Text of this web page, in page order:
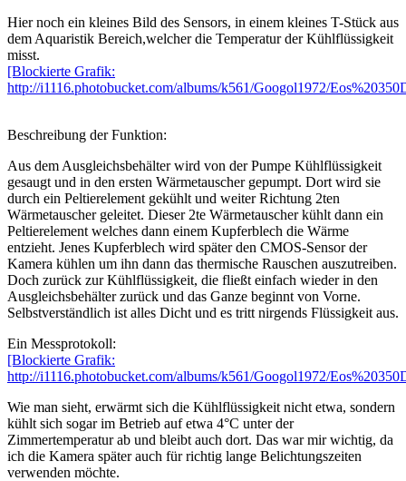
Hier noch ein kleines Bild des Sensors, in einem kleines T-Stück aus
dem Aquaristik Bereich,welcher die Temperatur der Kühlflüssigkeit
misst.
[Blockierte Grafik:
http://i1116.photobucket.com/albums/k561/Googol1972/
Beschreibung der Funktion:
Aus dem Ausgleichsbehälter wird von der Pumpe Kühlflüssigkeit
gesaugt und in den ersten Wärmetauscher gepumpt. Dort wird sie
durch ein Peltierelement gekühlt und weiter Richtung 2ten
Wärmetauscher geleitet. Dieser 2te Wärmetauscher kühlt dann ein
Peltierelement welches dann einem Kupferblech die Wärme
entzieht. Jenes Kupferblech wird später den CMOS-Sensor der
Kamera kühlen um ihn dann das thermische Rauschen auszutreiben.
Doch zurück zur Kühlflüssigkeit, die fließt einfach wieder in den
Ausgleichsbehälter zurück und das Ganze beginnt von Vorne.
Selbstverständlich ist alles Dicht und es tritt nirgends Flüssigkeit aus.
Ein Messprotokoll:
[Blockierte Grafik:
http://i1116.photobucket.com/albums/k561/Googol1972/
Wie man sieht, erwärmt sich die Kühlflüssigkeit nicht etwa, sondern
kühlt sich sogar im Betrieb auf etwa 4°C unter der
Zimmertemperatur ab und bleibt auch dort. Das war mir wichtig, da
ich die Kamera später auch für richtig lange Belichtungszeiten
verwenden möchte.